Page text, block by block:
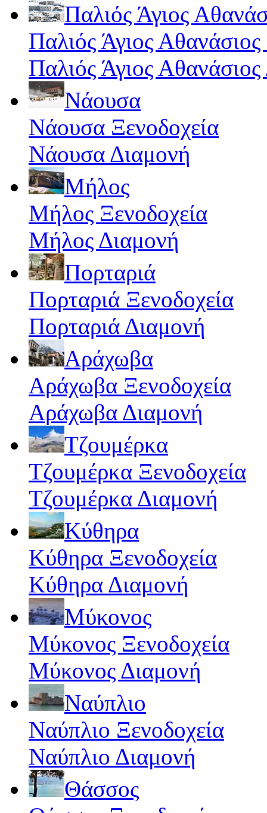
Παλιός Άγιος
Παλιός Άγιος Αθανάσιος
Παλιός Άγιος
Νάουσα
Νάουσα Ξενοδοχεία
Νάουσα Διαμονή
Μήλος
Μήλος Ξενοδοχεία
Μήλος Διαμονή
Πορταριά
Πορταριά Ξενοδοχεία
Πορταριά Διαμονή
Αράχωβα
Αράχωβα Ξενοδοχεία
Αράχωβα Διαμονή
Τζουμέρκα
Τζουμέρκα Ξενοδοχεία
Τζουμέρκα Διαμονή
Κύθηρα
Κύθηρα Ξενοδοχεία
Κύθηρα Διαμονή
Μύκονος
Μύκονος Ξενοδοχεία
Μύκονος Διαμονή
Ναύπλιο
Ναύπλιο Ξενοδοχεία
Ναύπλιο Διαμονή
Θάσσος